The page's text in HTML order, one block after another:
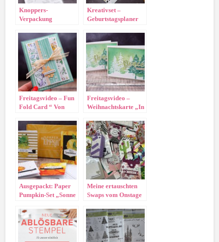
Knoppers-
Verpackung
Kreativset –
Geburtstagsplaner
Freitagsvideo – Fun
Fold Card “ Von
Freitagsvideo –
Weihnachtskarte „In
Ausgepackt: Paper
Pumpkin-Set „Sonne
Meine ertauschten
Swaps vom Onstage